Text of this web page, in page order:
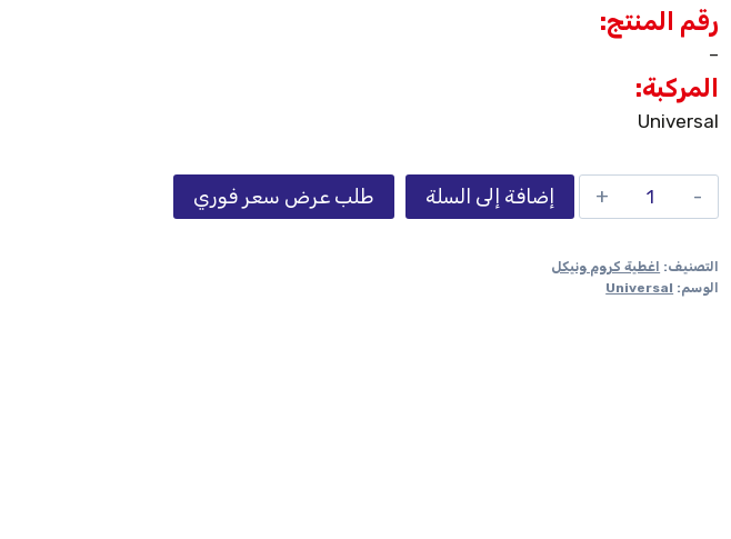
رقم المنتج:
–
المركبة:
Universal
إضافة إلى السلة طلب عرض سعر فوري
التصنيف: اغطية كروم ونيكل
الوسم: Universal